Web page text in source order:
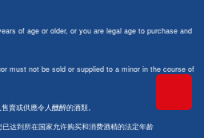
of age or older, or you are legal age to purchase and
must not be sold or supplied to a minor in the course of
賣或供應令人醺醉的酒類。
达到所在国家允许购买和消费酒精的法定年龄